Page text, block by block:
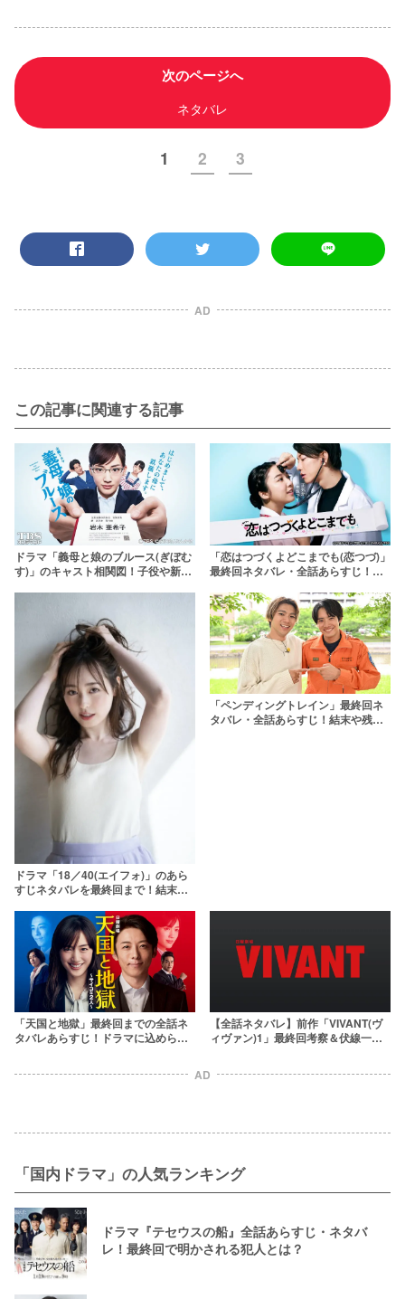
次のページへ
ネタバレ
1 2 3
AD
この記事に関連する記事
ドラマ「義母と娘のブルース(ぎぼむ
す)」のキャスト相関図！子役や新年
「恋はつづくよどこまでも(恋つづ)」
最終回ネタバレ・全話あらすじ！佐
ドラマ「18／40(エイフォ)」のあら
すじネタバレを最終回まで！結末は
解説
「ペンディングトレイン」最終回ネ
タバレ・全話あらすじ！結末や残さ
「天国と地獄」最終回までの全話ネ
タバレあらすじ！ドラマに込められ
【全話ネタバレ】前作「VIVANT(ヴ
ィヴァン)1」最終回考察＆伏線一
AD
「国内ドラマ」の人気ランキング
ドラマ『テセウスの船』全話あらすじ・ネタバ
レ！最終回で明かされる犯人とは？